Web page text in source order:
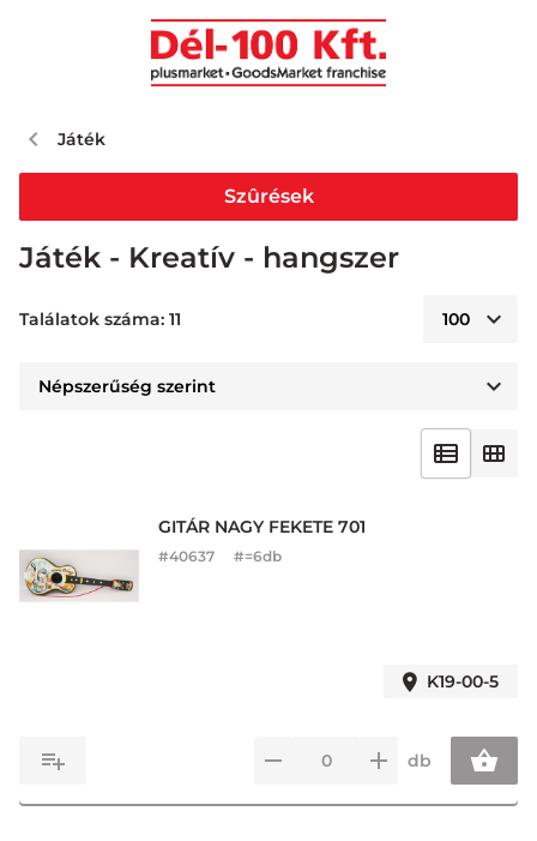
Játék
Játék - Kreatív - hangszer
Találatok száma: 11
GITÁR NAGY FEKETE 701
#40637 #=6db
K19-00-5
db
Szûrések